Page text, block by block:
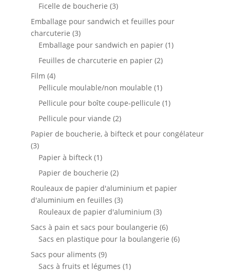
produits
Ficelle de boucherie 33
produits
Emballage pour sandwich et feuilles pour
charcuterie 33
produits
Emballage pour sandwich en papier 11
Feuilles de charcuterie en papier 22
Film 44
produits
Pellicule moulable/non moulable 11
produit
Pellicule pour boîte coupe-pellicule 11
Pellicule pour viande 22
produits
Papier de boucherie, à bifteck et pour congélateur
33
produits
Papier à bifteck 11
produit
Papier de boucherie 22
produits
Rouleaux de papier d'aluminium et papier
d'aluminium en feuilles 33
produits
Rouleaux de papier d'aluminium 33
produits
Sacs à pain et sacs pour boulangerie 66
produits
Sacs en plastique pour la boulangerie 66
Sacs pour aliments 99
produits
Sacs à fruits et légumes 11